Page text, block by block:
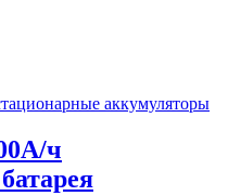
аккумуляторы
ч